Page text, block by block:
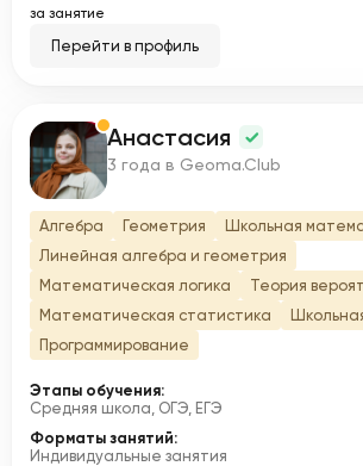
за занятие
Перейти в профиль
А Анастасия
3 года в Geoma.Club
Алгебра Геометрия
Школьная
Линейная алгебра и геометрия
Математическая логика
Теория
Математическая статистика
Программирование
Этапы обучения:
Средняя школа, ОГЭ, ЕГЭ
Форматы занятий:
Индивидуальные занятия